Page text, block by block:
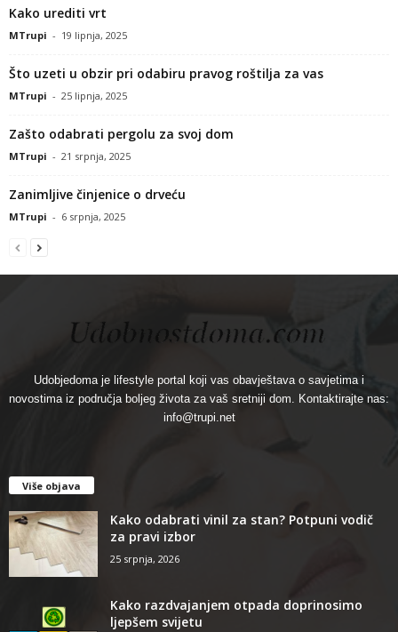
Kako urediti vrt
MTrupi - 19 lipnja, 2025
Što uzeti u obzir pri odabiru pravog roštilja za vas
MTrupi - 25 lipnja, 2025
Zašto odabrati pergolu za svoj dom
MTrupi - 21 srpnja, 2025
Zanimljive činjenice o drveću
MTrupi - 6 srpnja, 2025
Udobjedoma je lifestyle portal koji vas obavještava o savjetima i
novostima iz područja boljeg života za vaš sretniji dom. Kontaktirajte nas:
info@trupi.net
Više objava
Kako odabrati vinil za stan? Potpuni vodič
za pravi izbor
25 srpnja, 2026
Kako razdvajanjem otpada doprinosimo
ljepšem svijetu